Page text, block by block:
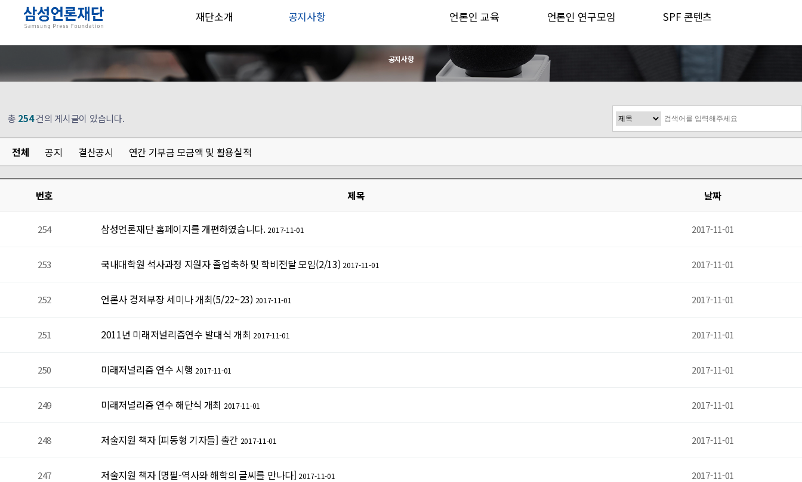
재단소개 공지사항 언론인 교육 언론인 연구모임 SPF 콘텐츠
공지사항
총 254건의 게시글이 있습니다.
전체 공지 결산공시 연간 기부금 모금액 및 활용실적
번호 제목 날짜
254 삼성언론재단 홈페이지를 개편하였습니다. 2017-11-01 2017-11-01
253 국내대학원 석사과정 지원자 졸업축하 및 학비전달 모임(2/13) 2017-11-01 2017-11-01
252 언론사 경제부장 세미나 개최(5/22~23) 2017-11-01 2017-11-01
251 2011년 미래저널리즘연수 발대식 개최 2017-11-01 2017-11-01
250 미래저널리즘 연수 시행 2017-11-01 2017-11-01
249 미래저널리즘 연수 해단식 개최 2017-11-01 2017-11-01
248 저술지원 책자 [피동형 기자들] 출간 2017-11-01 2017-11-01
247 저술지원 책자 [명필-역사와 해학의 글씨를 만나다] 2017-11-01 2017-11-01